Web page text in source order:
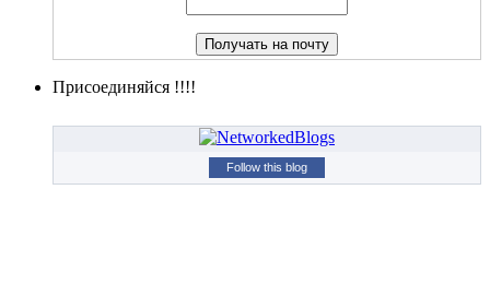
Присоединяйся !!!!
Follow this blog